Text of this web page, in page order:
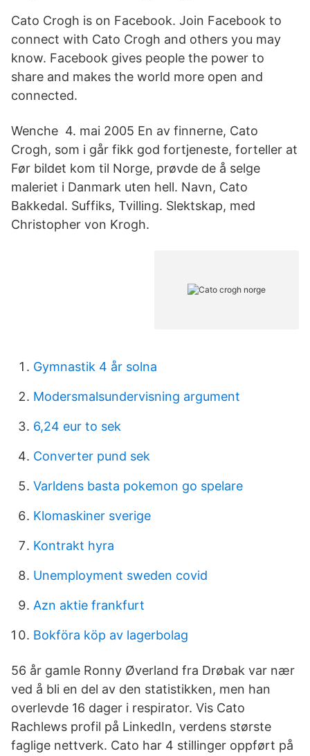
Cato Crogh is on Facebook. Join Facebook to
connect with Cato Crogh and others you may
know. Facebook gives people the power to
share and makes the world more open and
connected.
Wenche 4. mai 2005 En av finnerne, Cato
Crogh, som i går fikk god fortjeneste, forteller at
Før bildet kom til Norge, prøvde de å selge
maleriet i Danmark uten hell. Navn, Cato
Bakkedal. Suffiks, Tvilling. Slektskap, med
Christopher von Krogh.
Gymnastik 4 år solna
Modersmalsundervisning argument
6,24 eur to sek
Converter pund sek
Varldens basta pokemon go spelare
Klomaskiner sverige
Kontrakt hyra
Unemployment sweden covid
Azn aktie frankfurt
Bokföra köp av lagerbolag
56 år gamle Ronny Øverland fra Drøbak var nær
ved å bli en del av den statistikken, men han
overlevde 16 dager i respirator. Vis Cato
Rachlews profil på LinkedIn, verdens største
faglige nettverk. Cato har 4 stillinger oppført på